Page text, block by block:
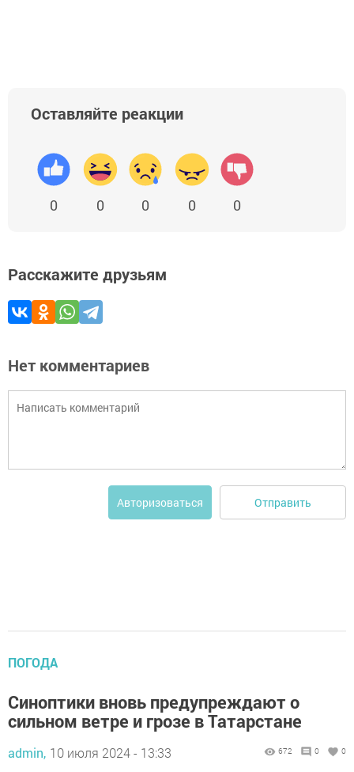
Оставляйте реакции
0 0 0 0 0
Расскажите друзьям
Нет комментариев
Авторизоваться Отправить
ПОГОДА
Синоптики вновь предупреждают о
сильном ветре и грозе в Татарстане
admin, 10 июля 2024 - 13:33 672 0 0